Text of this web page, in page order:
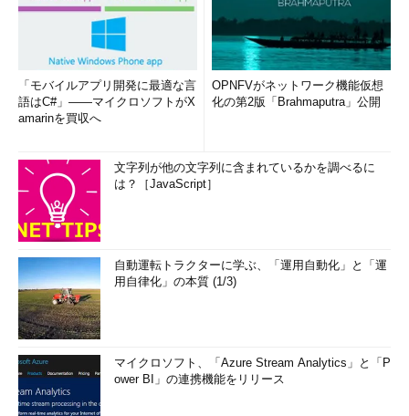
「モバイルアプリ開発に最適な言
語はC#」――マイクロソフトがX
amarinを買収へ
OPNFVがネットワーク機能仮想
化の第2版「Brahmaputra」公開
文字列が他の文字列に含まれているかを調べるに
は？［JavaScript］
自動運転トラクターに学ぶ、「運用自動化」と「運
用自律化」の本質 (1/3)
マイクロソフト、「Azure Stream Analytics」と「P
ower BI」の連携機能をリリース